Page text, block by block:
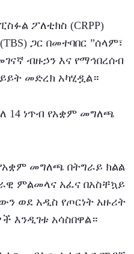
ፖለቲክስ (CRPP)
ጋር በመተባበር ”ሰላም፣
ብዙኃን እና የማኅበረሰብ
መድረክ አካሂዷል።
14 ነጥብ የአቋም መግለጫ
መግለጫ በትግራይ ክልል
ምልመላና አፈና በአስቸኳይ
ወደ አዲስ የጦርነት አዙሪት
እንዲገቱ አሳስበዋል።